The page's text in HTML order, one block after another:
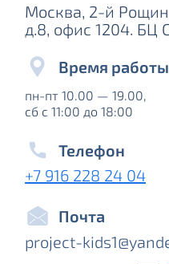
Москва, 2-й
д.8, офис 1204. БЦ
Время работы
пн-пт 10.00 — 19.00,
сб с 11:00 до 18:00
Телефон
+7 916 228 24 04‬
Почта
project-